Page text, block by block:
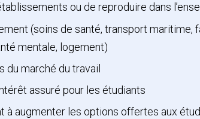
ou de reproduire dans
(soins de santé, transport
mentale, logement)
du marché du travail
assuré pour les étudiants
augmenter les options offertes aux